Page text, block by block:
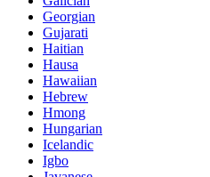
Georgian
Gujarati
Haitian
Hausa
Hawaiian
Hebrew
Hmong
Hungarian
Icelandic
Igbo